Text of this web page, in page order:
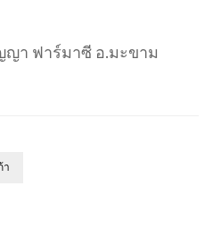
ญา ฟาร์มาซี อ.มะขาม
า